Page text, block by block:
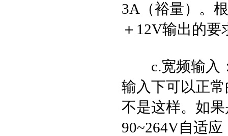
3A（裕量）。
＋12V输出的要
c.宽频输入：
输入下可以正
不是这样。如
90~264V自适